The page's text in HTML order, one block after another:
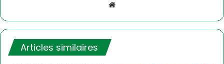
Articles similaires